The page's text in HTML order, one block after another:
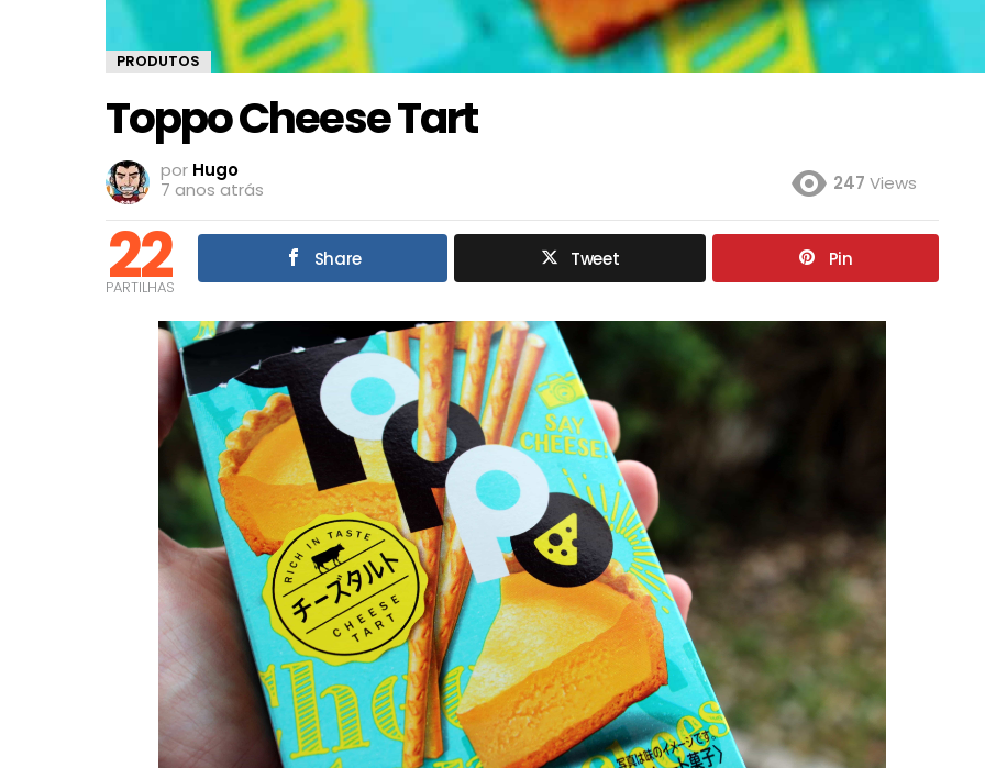
PRODUTOS
Toppo Cheese Tart
por Hugo
7 anos atrás
247 Views
22
PARTILHAS
Share Tweet Pin